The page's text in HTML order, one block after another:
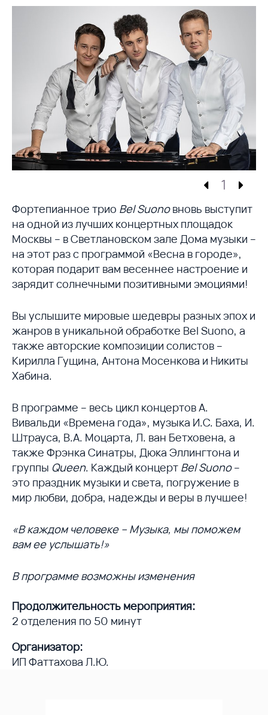
1
Фортепианное трио Bel Suonoвновь выступит
на одной из лучших концертных площадок
Москвы – в Светлановском зале Дома музыки –
на этот раз с программой «Весна в городе»,
которая подарит вам весеннее настроение и
зарядит солнечными позитивными эмоциями!
Вы услышите мировые шедевры разных эпох и
жанров в уникальной обработке Bel Suono, а
также авторские композиции солистов –
Кирилла Гущина, Антона Мосенкова и Никиты
Хабина.
В программе – весь цикл концертов А.
Вивальди «Времена года», музыка И.С. Баха, И.
Штрауса, В.А. Моцарта, Л. ван Бетховена, а
также Фрэнка Синатры, Дюка Эллингтона и
группы Queen. Каждый концерт Bel Suono–
это праздник музыки и света, погружение в
мир любви, добра, надежды и веры в лучшее!
«В каждом человеке – Музыка, мы поможем
вам ее услышать!»
В программе возможны изменения
Продолжительность мероприятия:
2 отделения по 50 минут
Организатор:
ИП Фаттахова Л.Ю.